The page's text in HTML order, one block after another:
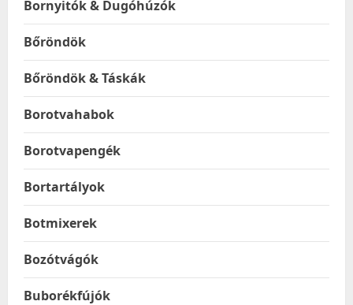
Bornyitók & Dugóhúzók
Bőröndök
Bőröndök & Táskák
Borotvahabok
Borotvapengék
Bortartályok
Botmixerek
Bozótvágók
Buborékfújók